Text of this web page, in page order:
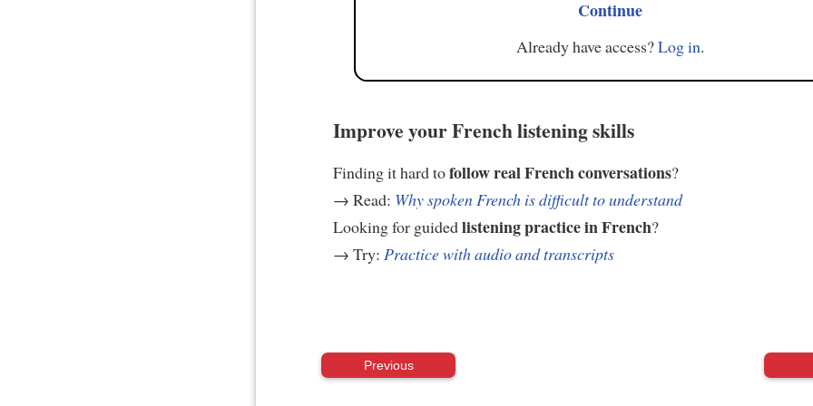
Continue
Already have access?Log in.
Improve your French listening skills
Finding it hard tofollow real French conversations?
→ Read: Why spoken French is difficult to understand
Looking for guidedlistening practice in French?
→ Try: Practice with audio and transcripts
Previous